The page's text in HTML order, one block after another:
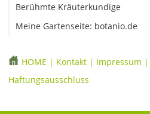
Berühmte Kräuterkundige
Meine Gartenseite: botanio.de
HOME | Kontakt | Impressum |
Haftungsausschluss